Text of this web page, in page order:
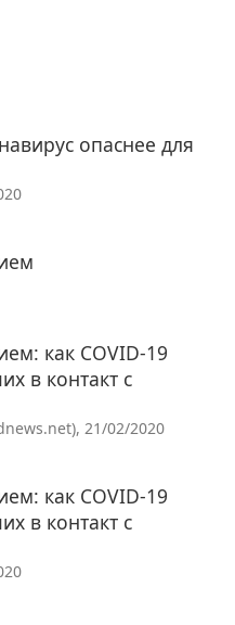
опаснее для
как COVID-19
в контакт с
21/02/2020
как COVID-19
в контакт с